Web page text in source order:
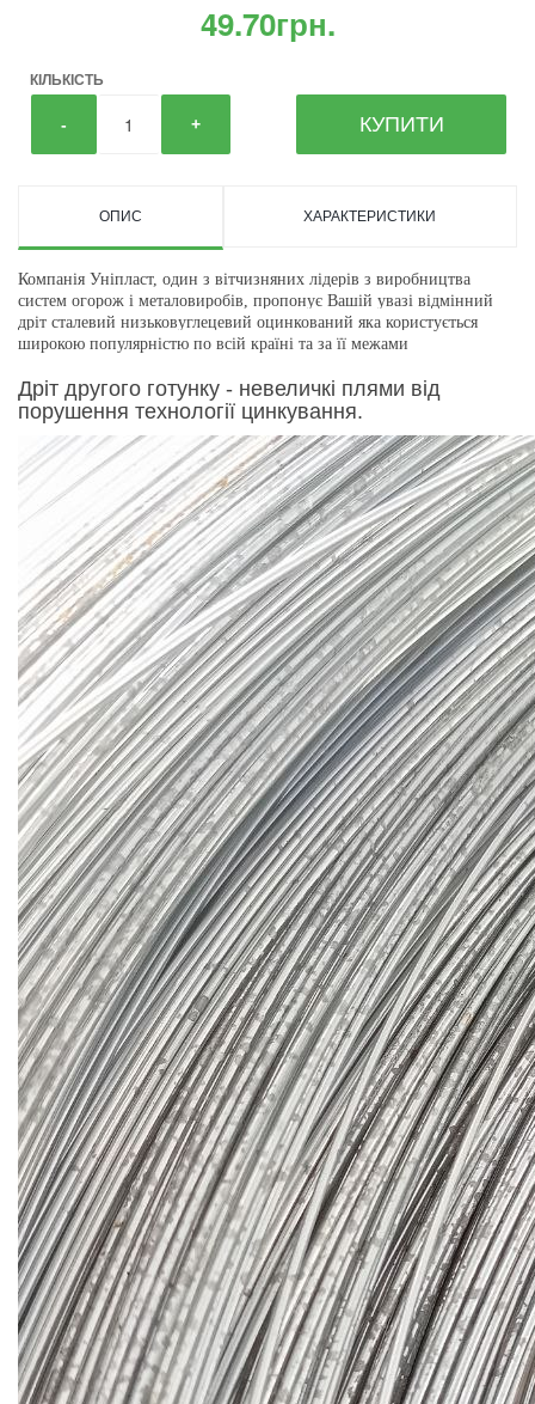
49.70грн.
КІЛЬКІСТЬ
- + КУПИТИ
ОПИС ХАРАКТЕРИСТИКИ
Компанія Уніпласт, один з вітчизняних лідерів з виробництва
систем огорож і металовиробів, пропонує Вашій увазі відмінний
дріт сталевий низьковуглецевий оцинкований яка користується
широкою популярністю по всій країні та за її межами
Дріт другого готунку - невеличкі плями від
порушення технології цинкування.